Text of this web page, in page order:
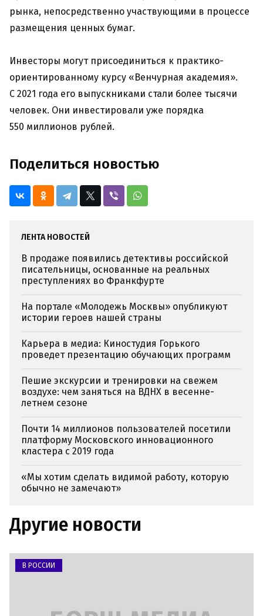
рынка, непосредственно участвующими в процессе
размещения ценных бумаг.
Инвесторы могут присоединиться к практико-
ориентированному курсу «Венчурная академия».
С 2021 года его выпускниками стали более тысячи
человек. Они инвестировали уже порядка
550 миллионов рублей.
Поделиться новостью
ЛЕНТА НОВОСТЕЙ
В продаже появились детективы российской
писательницы, основанные на реальных
преступлениях во Франкфурте
На портале «Молодежь Москвы» опубликуют
истории героев нашей страны
Карьера в медиа: Киностудия Горького
проведет презентацию обучающих программ
Пешие экскурсии и тренировки на свежем
воздухе: чем заняться на ВДНХ в весенне-
летнем сезоне
Почти 14 миллионов пользователей посетили
платформу Московского инновационного
кластера с 2019 года
«Мы хотим сделать видимой работу, которую
обычно не замечают»
Другие новости
В РОССИИ